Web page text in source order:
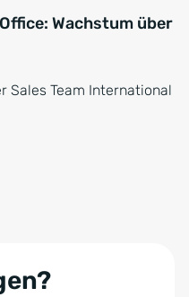
Wachstum über
Sales Team International